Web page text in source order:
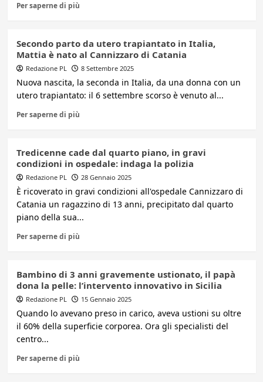
Per saperne di più
Secondo parto da utero trapiantato in Italia,
Mattia è nato al Cannizzaro di Catania
Redazione PL 8 Settembre 2025
Nuova nascita, la seconda in Italia, da una donna con un
utero trapiantato: il 6 settembre scorso è venuto al...
Per saperne di più
Tredicenne cade dal quarto piano, in gravi
condizioni in ospedale: indaga la polizia
Redazione PL 28 Gennaio 2025
È ricoverato in gravi condizioni all'ospedale Cannizzaro di
Catania un ragazzino di 13 anni, precipitato dal quarto
piano della sua...
Per saperne di più
Bambino di 3 anni gravemente ustionato, il papà
dona la pelle: l’intervento innovativo in Sicilia
Redazione PL 15 Gennaio 2025
Quando lo avevano preso in carico, aveva ustioni su oltre
il 60% della superficie corporea. Ora gli specialisti del
centro...
Per saperne di più